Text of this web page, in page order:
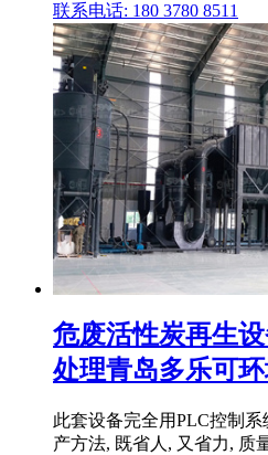
联系电话: 180 3780 8511
危废活性炭再生
处理青岛多乐可
此套设备完全用PLC控制
产方法, 既省人, 又省力, 质